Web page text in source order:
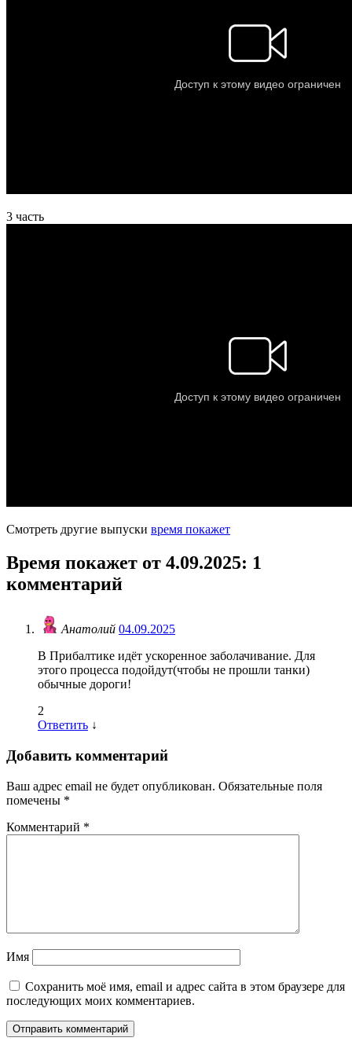
3 часть
Смотреть другие выпуски время покажет
Время покажет от 4.09.2025: 1
комментарий
Анатолий 04.09.2025
В Прибалтике идёт ускоренное заболачивание. Для
этого процесса подойдут(чтобы не прошли танки)
обычные дороги!
2
Ответить ↓
Добавить комментарий
Ваш адрес email не будет опубликован. Обязательные поля
помечены *
Комментарий *
Имя
Сохранить моё имя, email и адрес сайта в этом браузере для
последующих моих комментариев.